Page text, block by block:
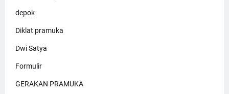
depok
Diklat pramuka
Dwi Satya
Formulir
GERAKAN PRAMUKA